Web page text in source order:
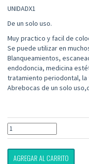
UNIDADX1
De un solo uso.
Muy practico y facil de
Se puede utilizar en
Blanqueamientos,
endodoncia, medicina
tratamiento periodontal,
Abrebocas de un solo
AGREGAR AL CARRITO